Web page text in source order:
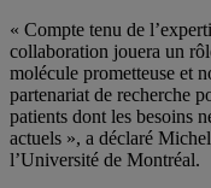
« Compte tenu de
collaboration jouera un
molécule prometteuse et
partenariat de recherche
patients dont les besoins
actuels », a déclaré
l’Université de Montréal.